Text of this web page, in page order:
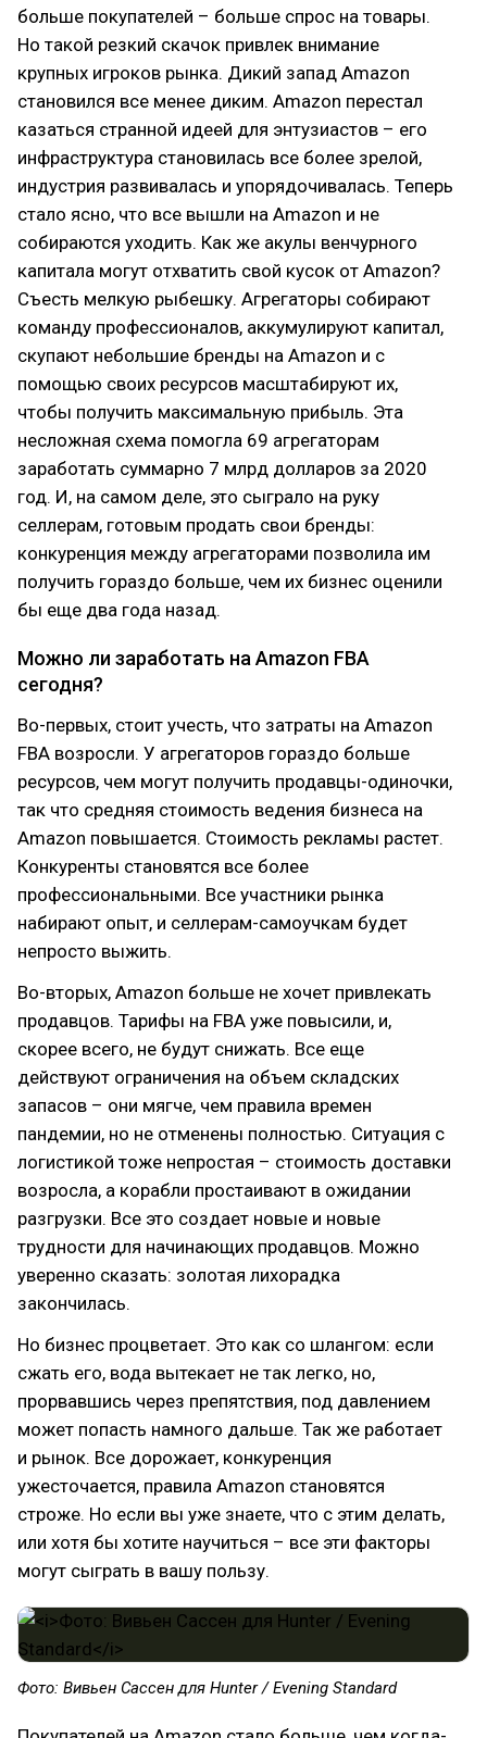
больше покупателей – больше спрос на товары.
Но такой резкий скачок привлек внимание
крупных игроков рынка. Дикий запад Amazon
становился все менее диким. Amazon перестал
казаться странной идеей для энтузиастов – его
инфраструктура становилась все более зрелой,
индустрия развивалась и упорядочивалась. Теперь
стало ясно, что все вышли на Amazon и не
собираются уходить. Как же акулы венчурного
капитала могут отхватить свой кусок от Amazon?
Съесть мелкую рыбешку. Агрегаторы собирают
команду профессионалов, аккумулируют капитал,
скупают небольшие бренды на Amazon и с
помощью своих ресурсов масштабируют их,
чтобы получить максимальную прибыль. Эта
несложная схема помогла 69 агрегаторам
заработать суммарно 7 млрд долларов за 2020
год. И, на самом деле, это сыграло на руку
селлерам, готовым продать свои бренды:
конкуренция между агрегаторами позволила им
получить гораздо больше, чем их бизнес оценили
бы еще два года назад.
Можно ли заработать на Amazon FBA
сегодня?
Во-первых, стоит учесть, что затраты на Amazon
FBA возросли. У агрегаторов гораздо больше
ресурсов, чем могут получить продавцы-одиночки,
так что средняя стоимость ведения бизнеса на
Amazon повышается. Стоимость рекламы растет.
Конкуренты становятся все более
профессиональными. Все участники рынка
набирают опыт, и селлерам-самоучкам будет
непросто выжить.
Во-вторых, Amazon больше не хочет привлекать
продавцов. Тарифы на FBA уже повысили, и,
скорее всего, не будут снижать. Все еще
действуют ограничения на объем складских
запасов – они мягче, чем правила времен
пандемии, но не отменены полностью. Ситуация с
логистикой тоже непростая – стоимость доставки
возросла, а корабли простаивают в ожидании
разгрузки. Все это создает новые и новые
трудности для начинающих продавцов. Можно
уверенно сказать: золотая лихорадка
закончилась.
Но бизнес процветает. Это как со шлангом: если
сжать его, вода вытекает не так легко, но,
прорвавшись через препятствия, под давлением
может попасть намного дальше. Так же работает
и рынок. Все дорожает, конкуренция
ужесточается, правила Amazon становятся
строже. Но если вы уже знаете, что с этим делать,
или хотя бы хотите научиться – все эти факторы
могут сыграть в вашу пользу.
Фото: Вивьен Сассен для Hunter / Evening Standard